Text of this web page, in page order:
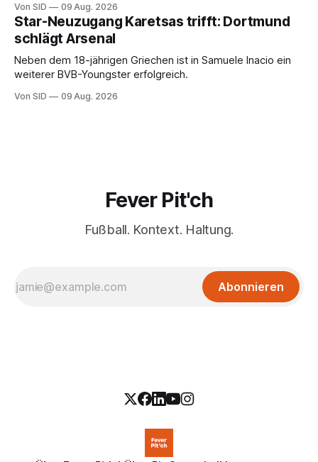
Von SID 09 Aug. 2026
Star-Neuzugang Karetsas trifft: Dortmund
schlägt Arsenal
Neben dem 18-jährigen Griechen ist in Samuele Inacio ein
weiterer BVB-Youngster erfolgreich.
Von SID 09 Aug. 2026
Fever Pit'ch
Fußball. Kontext. Haltung.
Abonnieren